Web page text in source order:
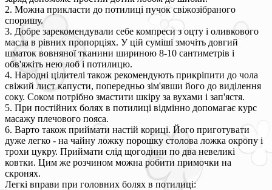
2. Можна прикласти до потилиці пучок свіжозібраного
споришу.
3. Добре зарекомендували себе компреси з оцту і оливкового
масла в рівних пропорціях. У цій суміші змочіть довгий
шматок вовняної тканини шириною 8-10 сантиметрів і
обв'яжіть нею лоб і потилицю.
4. Народні цілителі також рекомендують прикріпити до чола
свіжий лист капусти, попередньо зім'явши його до виділення
соку. Соком потрібно змастити шкіру за вухами і зап'ястя.
5. При постійних болях в потилиці відмінно допомагає курс
масажу плечового пояса.
6. Варто також приймати настій кориці. Його приготувати
дуже легко - на чайну ложку порошку столова ложка окропу і
трохи цукру. Приймати слід щогодини по два невеликі
ковтки. Цим же розчином можна робити примочки на
скронях.
Легкі вправи при головних болях в потилиці: